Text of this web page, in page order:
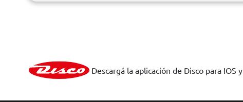
Descargá la aplicación de Disco para IOS